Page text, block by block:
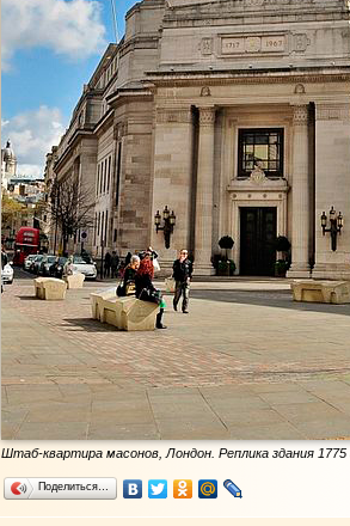
Штаб-квартира масонов, Лондон. Реплика здания
Поделиться…